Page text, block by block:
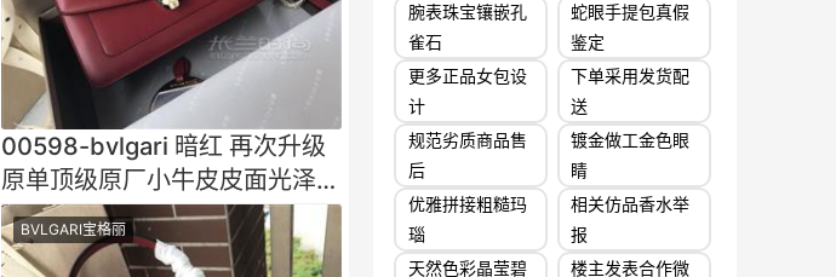
00598-bvlgari 暗红 再次升级
原单顶级原厂小牛皮皮面光泽细
腻 手感软中带硬 立体
BVLGARI宝格丽
腕表珠宝镶嵌孔
雀石
蛇眼手提包真假
鉴定
更多正品女包设
计
下单采用发货配
送
规范劣质商品售
后
镀金做工金色眼
睛
优雅拼接粗糙玛
瑙
相关仿品香水举
报
天然色彩晶莹碧
楼主发表合作微